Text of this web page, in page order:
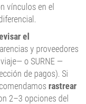
vínculos en el
el
y proveedores
o SURNE —
de pagos). Si
rastrear
2–3 opciones del